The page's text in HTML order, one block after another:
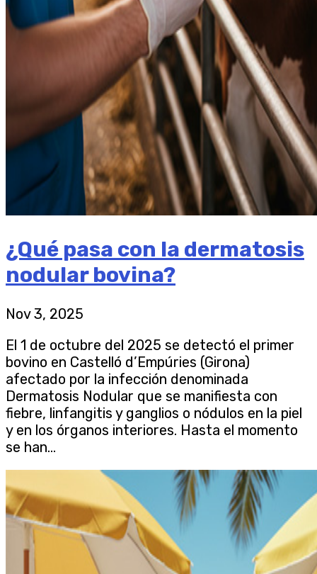
¿Qué pasa con la dermatosis
nodular bovina?
Nov 3, 2025
El 1 de octubre del 2025 se detectó el primer
bovino en Castelló d’Empúries (Girona)
afectado por la infección denominada
Dermatosis Nodular que se manifiesta con
fiebre, linfangitis y ganglios o nódulos en la piel
y en los órganos interiores. Hasta el momento
se han...